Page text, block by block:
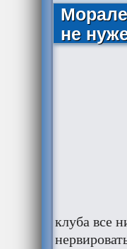
не
клуба все